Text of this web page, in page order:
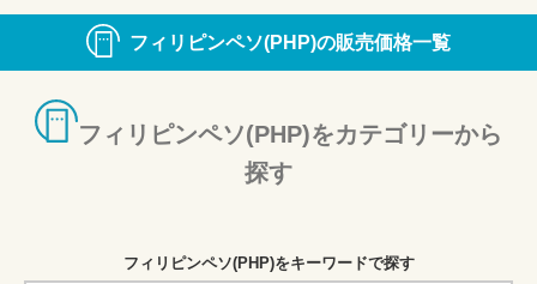
フィリピンペソ(PHP)の販売価格一覧
フィリピンペソ(PHP)をカテゴリーから
探す
フィリピンペソ(PHP)をキーワードで探す